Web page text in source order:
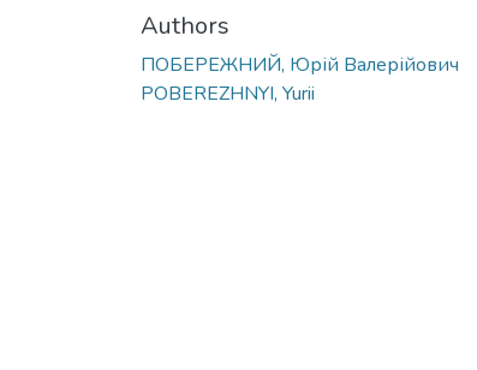
Authors
ПОБЕРЕЖНИЙ, Юрій Валерійович
POBEREZHNYI, Yurii